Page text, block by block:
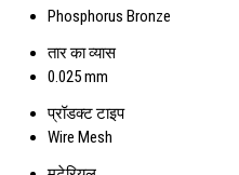
Phosphorus Bronze
तार का व्यास
0.025 mm
प्रॉडक्ट टाइप
Wire Mesh